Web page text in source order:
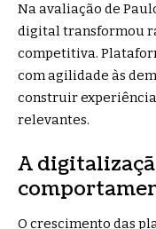
Na avaliação de
digital transformou
competitiva.
com agilidade às
construir
relevantes.
A
O crescimento das